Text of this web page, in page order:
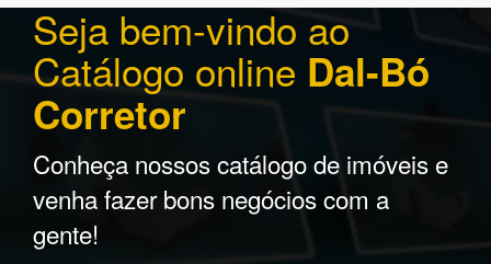
Seja bem-vindo ao
Catálogo online Dal-Bó
Corretor
Conheça nossos catálogo de imóveis e
venha fazer bons negócios com a
gente!